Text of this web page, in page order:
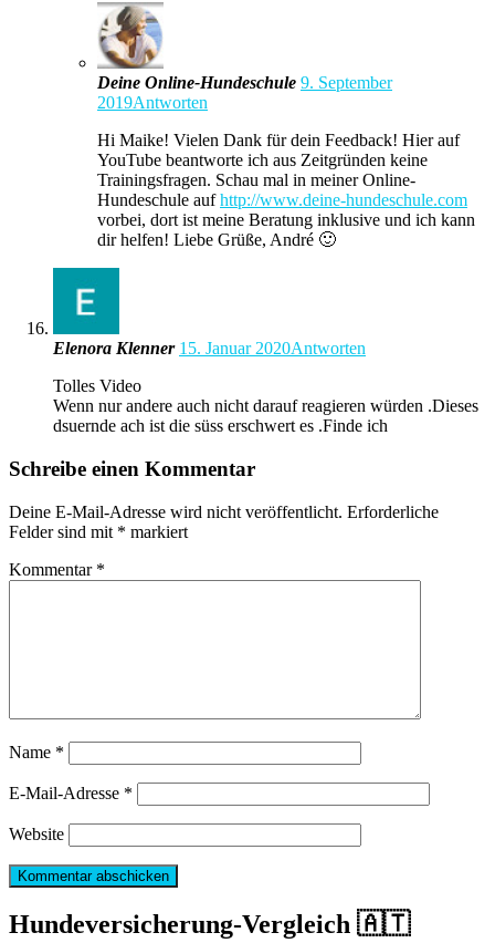
Deine Online-Hundeschule 9. September
2019Antworten
Hi Maike! Vielen Dank für dein Feedback! Hier auf
YouTube beantworte ich aus Zeitgründen keine
Trainingsfragen. Schau mal in meiner Online-
Hundeschule aufhttp://www.deine-hundeschule.com
vorbei, dort ist meine Beratung inklusive und ich kann
dir helfen! Liebe Grüße, André 🙂
Elenora Klenner 15. Januar 2020Antworten
Tolles Video
Wenn nur andere auch nicht darauf reagieren würden .Dieses
dsuernde ach ist die süss erschwert es .Finde ich
Schreibe einen Kommentar
Deine E-Mail-Adresse wird nicht veröffentlicht. Erforderliche
Felder sind mit * markiert
Kommentar *
Name *
E-Mail-Adresse *
Website
Hundeversicherung-Vergleich 🇦🇹